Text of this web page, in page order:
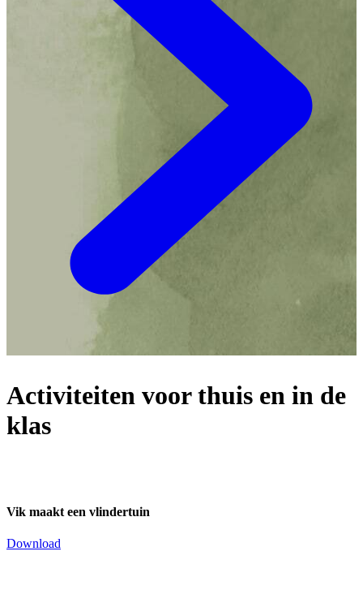
doen.Ze woont in Amsterdam met haar twee katten:
Frederik en Louis.
Activiteiten voor thuis en in de
klas
Vik maakt een vlindertuin
Download